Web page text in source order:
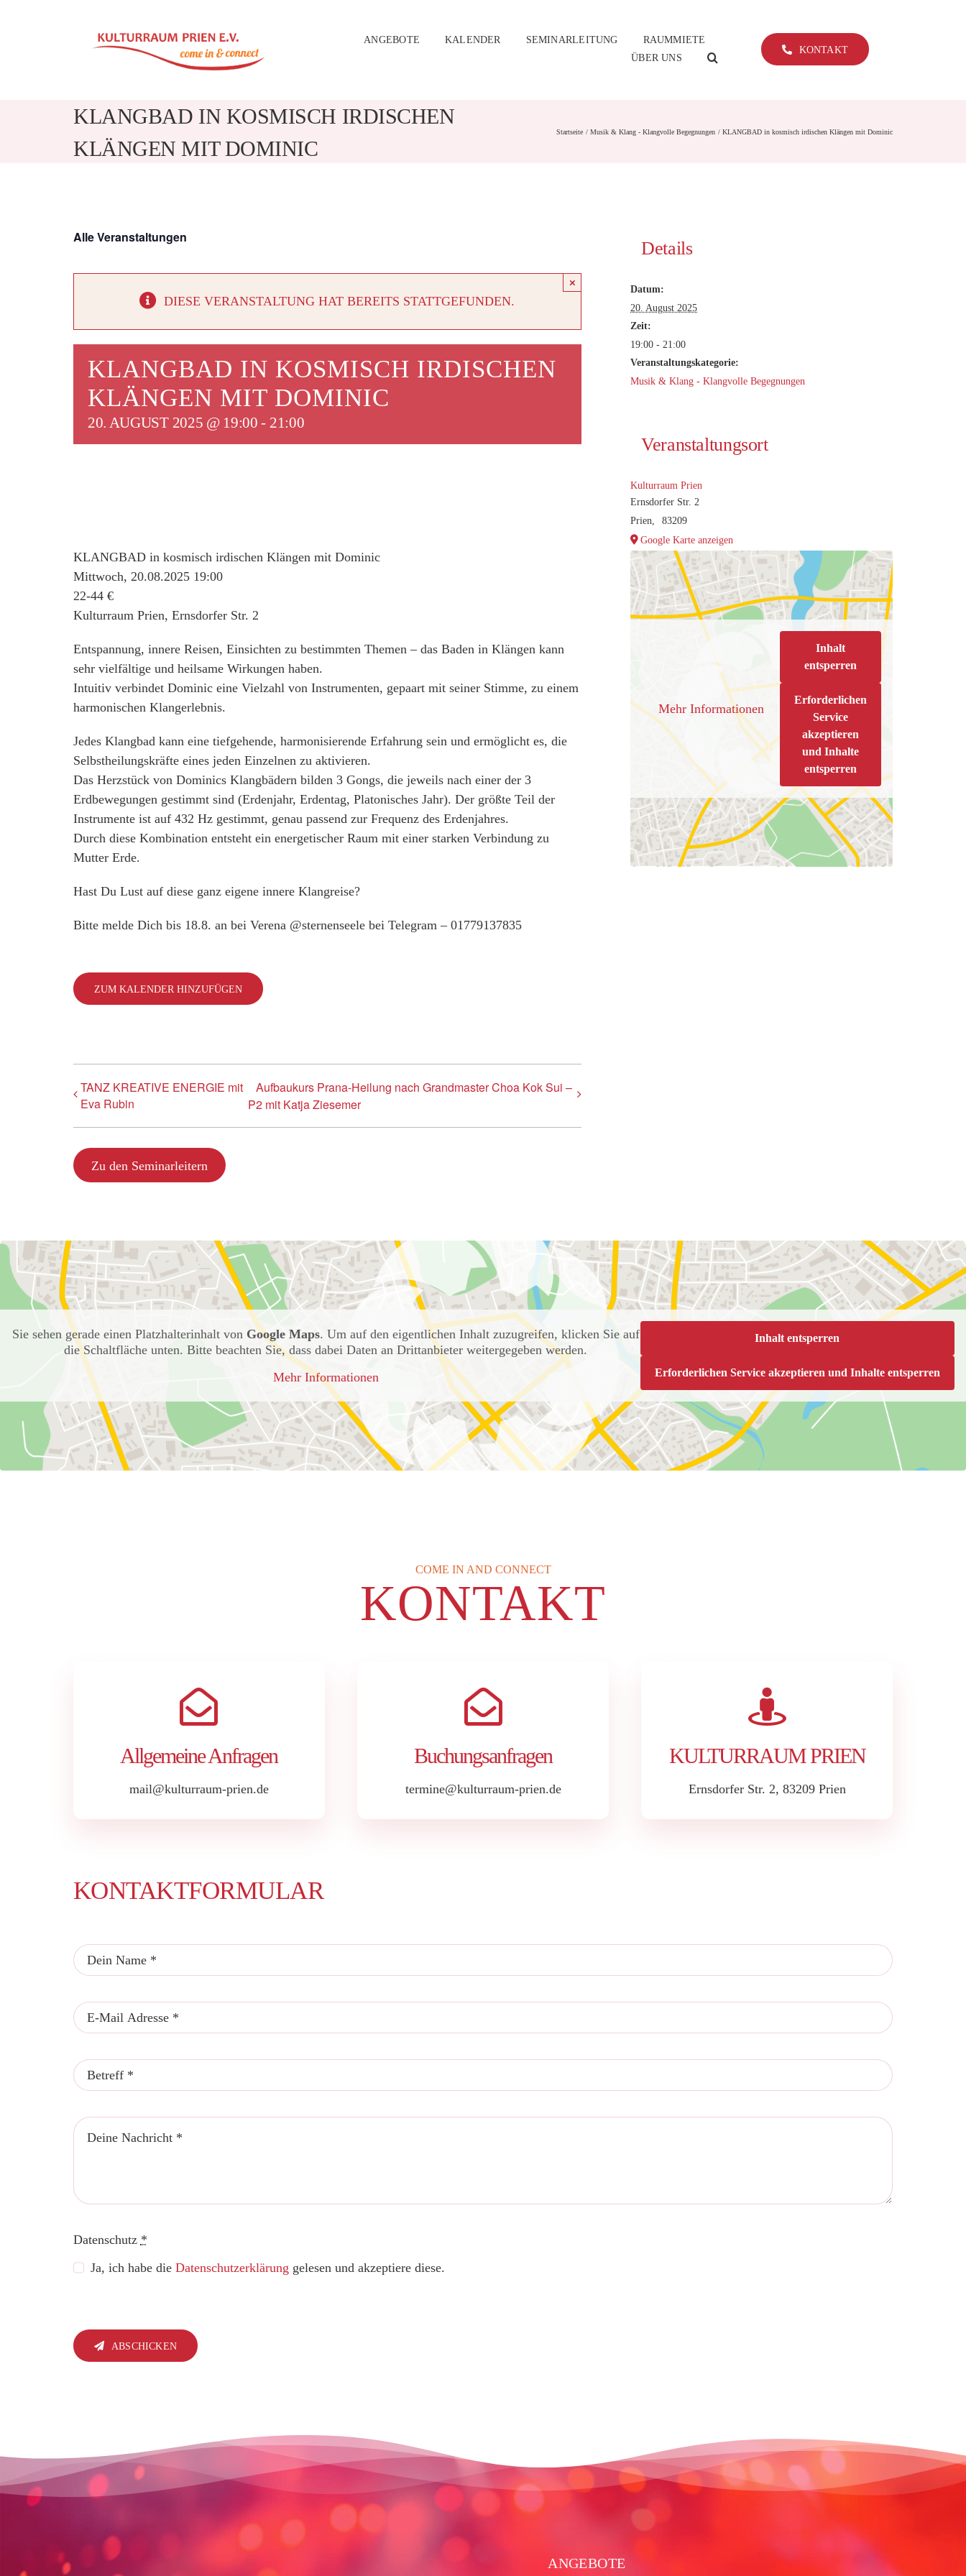
ANGEBOTE KALENDER SEMINARLEITUNG
RAUMMIETE
ÜBER UNS
KONTAKT
KLANGBAD IN KOSMISCH IRDISCHEN
KLÄNGEN MIT DOMINIC
Startseite Musik & Klang - Klangvolle Begegnungen KLANGBAD in kosmisch irdischen Klängen mit Dominic
Alle Veranstaltungen
DIESE VERANSTALTUNG HAT BEREITS STATTGEFUNDEN.
×
KLANGBAD IN KOSMISCH IRDISCHEN
KLÄNGEN MIT DOMINIC
20. AUGUST 2025 @ 19:00 - 21:00
KLANGBAD in kosmisch irdischen Klängen mit Dominic
Mittwoch, 20.08.2025 19:00
22-44 €
Kulturraum Prien, Ernsdorfer Str. 2
Entspannung, innere Reisen, Einsichten zu bestimmten Themen – das Baden in Klängen kann
sehr vielfältige und heilsame Wirkungen haben.
Intuitiv verbindet Dominic eine Vielzahl von Instrumenten, gepaart mit seiner Stimme, zu einem
harmonischen Klangerlebnis.
Jedes Klangbad kann eine tiefgehende, harmonisierende Erfahrung sein und ermöglicht es, die
Selbstheilungskräfte eines jeden Einzelnen zu aktivieren.
Das Herzstück von Dominics Klangbädern bilden 3 Gongs, die jeweils nach einer der 3
Erdbewegungen gestimmt sind (Erdenjahr, Erdentag, Platonisches Jahr). Der größte Teil der
Instrumente ist auf 432 Hz gestimmt, genau passend zur Frequenz des Erdenjahres.
Durch diese Kombination entsteht ein energetischer Raum mit einer starken Verbindung zu
Mutter Erde.
Hast Du Lust auf diese ganz eigene innere Klangreise?
Bitte melde Dich bis 18.8. an bei Verena @sternenseele bei Telegram – 01779137835
ZUM KALENDER HINZUFÜGEN
TANZ KREATIVE ENERGIE mit
Eva Rubin
Aufbaukurs Prana-Heilung nach Grandmaster Choa Kok Sui –
P2 mit Katja Ziesemer
Zu den Seminarleitern
Details
Datum:
20. August 2025
Zeit:
19:00 - 21:00
Veranstaltungskategorie:
Musik & Klang - Klangvolle Begegnungen
Veranstaltungsort
Kulturraum Prien
Ernsdorfer Str. 2
Prien,
83209
Google Karte anzeigen
Mehr Informationen
Inhalt
entsperren
Erforderlichen
Service
akzeptieren
und Inhalte
entsperren
Sie sehen gerade einen Platzhalterinhalt von Google Maps. Um auf den eigentlichen Inhalt zuzugreifen, klicken Sie auf
die Schaltfläche unten. Bitte beachten Sie, dass dabei Daten an Drittanbieter weitergegeben werden.
Mehr Informationen
Inhalt entsperren
Erforderlichen Service akzeptieren und Inhalte entsperren
COME IN AND CONNECT
KONTAKT
Allgemeine Anfragen
mail@kulturraum-prien.de
Buchungsanfragen
termine@kulturraum-prien.de
KULTURRAUM PRIEN
Ernsdorfer Str. 2, 83209 Prien
KONTAKTFORMULAR
Datenschutz *
Ja, ich habe dieDatenschutzerklärung gelesen und akzeptiere diese.
ABSCHICKEN
ANGEBOTE